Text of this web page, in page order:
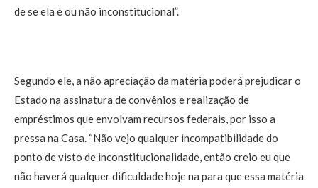
de se ela é ou não inconstitucional”.
Segundo ele, a não apreciação da matéria poderá prejudicar o
Estado na assinatura de convênios e realização de
empréstimos que envolvam recursos federais, por isso a
pressa na Casa. “Não vejo qualquer incompatibilidade do
ponto de visto de inconstitucionalidade, então creio eu que
não haverá qualquer dificuldade hoje na para que essa matéria